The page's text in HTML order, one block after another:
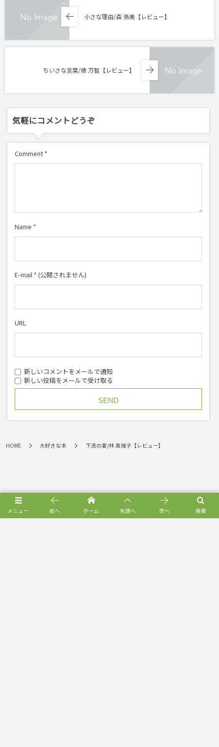
小さな理由/森 浩美【レビュー】
ちいさな言葉/俵 万智【レビュー】
気軽にコメントどうぞ
Comment *
Name *
E-mail * (公開されません)
URL
新しいコメントをメールで通知
新しい投稿をメールで受け取る
HOME 大好きな本 下流の宴/林 真理子【レビュー】
メニュー 検索
前へ ホーム 先頭へ 次へ